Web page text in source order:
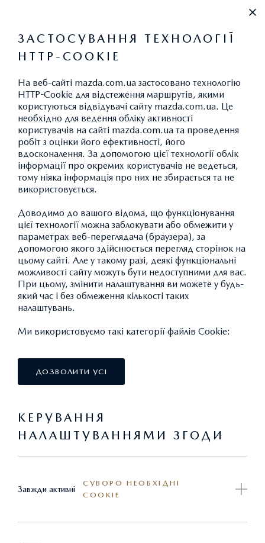
ВИКИДИ CO2
АКСЕСУАРИ MAZDA CX-30:
ЗАХИСТ ТА БЕЗПЕКА
ПОВЕРНУТИСЯ ДО КАТАЛОГУ АКСЕСУАРІВ
КИЛИМ ДЛЯ БАГАЖНИКА З ФУНКЦІЄЮ
ЗАХИСТУ ЗАДНЬОГО БАМПЕРА
ЗАСТОСУВАННЯ ТЕХНОЛОГІЇ
HTTP-COOKIE
На веб-сайті mazda.com.ua застосовано технологію
HTTP-Cookie для відстеження маршрутів, якими
користуються відвідувачі сайту mazda.com.ua. Це
необхідно для ведення обліку активності
користувачів на сайті mazda.com.ua та проведення
робіт з оцінки його ефективності, його
вдосконалення. За допомогою цієї технології облік
інформації про окремих користувачів не ведеться,
тому ніяка інформація про них не збирається та не
використовується.
Доводимо до вашого відома, що функціонування
цієї технології можна заблокувати або обмежити у
параметрах веб-переглядача (браузера), за
допомогою якого здійснюється перегляд сторінок на
цьому сайті. Але у такому разі, деякі функціональні
можливості сайту можуть бути недоступними для вас.
При цьому, змінити налаштування ви можете у будь-
який час і без обмеження кількості таких
налаштувань.
Ми використовуємо такі категорії файлів Cookie:
ДОЗВОЛИТИ УСІ
КЕРУВАННЯ
НАЛАШТУВАННЯМИ ЗГОДИ
Завжди активні
СУВОРО НЕОБХІДНІ
COOKIE